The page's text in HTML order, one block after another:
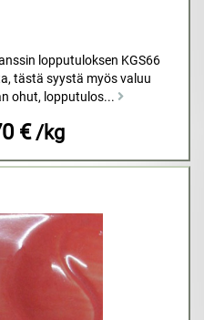
lopputuloksen KGS66
tästä syystä myös valuu
ohut, lopputulos...
€ /kg